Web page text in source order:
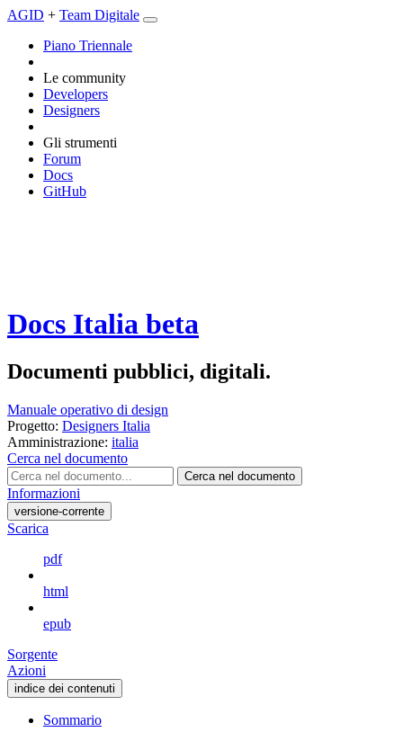
AGID + Team Digitale
Piano Triennale
Le community
Developers
Designers
Gli strumenti
Forum
Docs
GitHub
Docs Italia beta
Documenti pubblici, digitali.
Manuale operativo di design
Progetto: Designers Italia
Amministrazione: italia
Cerca nel documento
Cerca nel documento
Informazioni
versione-corrente
Scarica
pdf
html
epub
Sorgente
Azioni
indice dei contenuti
Sommario